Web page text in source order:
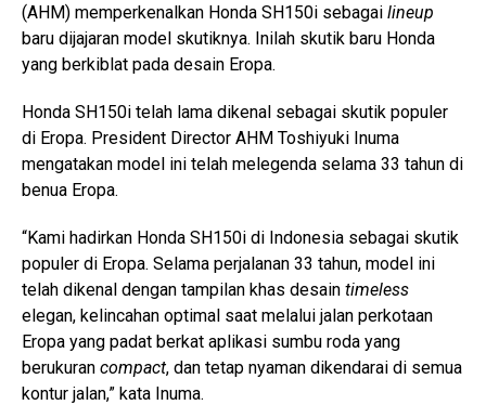
(AHM) memperkenalkan Honda SH150i sebagai lineup
baru dijajaran model skutiknya. Inilah skutik baru Honda
yang berkiblat pada desain Eropa.
Honda SH150i telah lama dikenal sebagai skutik populer
di Eropa. President Director AHM Toshiyuki Inuma
mengatakan model ini telah melegenda selama 33 tahun di
benua Eropa.
“Kami hadirkan Honda SH150i di Indonesia sebagai skutik
populer di Eropa. Selama perjalanan 33 tahun, model ini
telah dikenal dengan tampilan khas desain timeless
elegan, kelincahan optimal saat melalui jalan perkotaan
Eropa yang padat berkat aplikasi sumbu roda yang
berukuran compact, dan tetap nyaman dikendarai di semua
kontur jalan,” kata Inuma.